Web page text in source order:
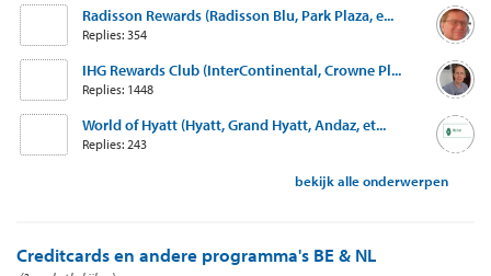
Radisson Rewards (Radisson Blu, Park Plaza, e...
Replies: 354
IHG Rewards Club (InterContinental, Crowne Pl...
Replies: 1448
World of Hyatt (Hyatt, Grand Hyatt, Andaz, et...
Replies: 243
bekijk alle onderwerpen
Creditcards en andere programma's BE & NL